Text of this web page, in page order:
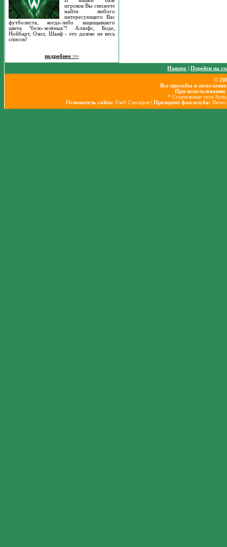
игроков Вы сможете
найти любого
интересующего Вас
футболиста, когда-либо защищавшего
цвета "бело-зелёных"! Аллофс, Боде,
Нойбарт, Озил, Шааф - это далеко не весь
список!
подробнее >>
Наверх |Перейти на
©
Все просьбы и
При использовании
* Социальные сети
Основатель сайта: Глеб Слесарев | Президент фан-клуба: